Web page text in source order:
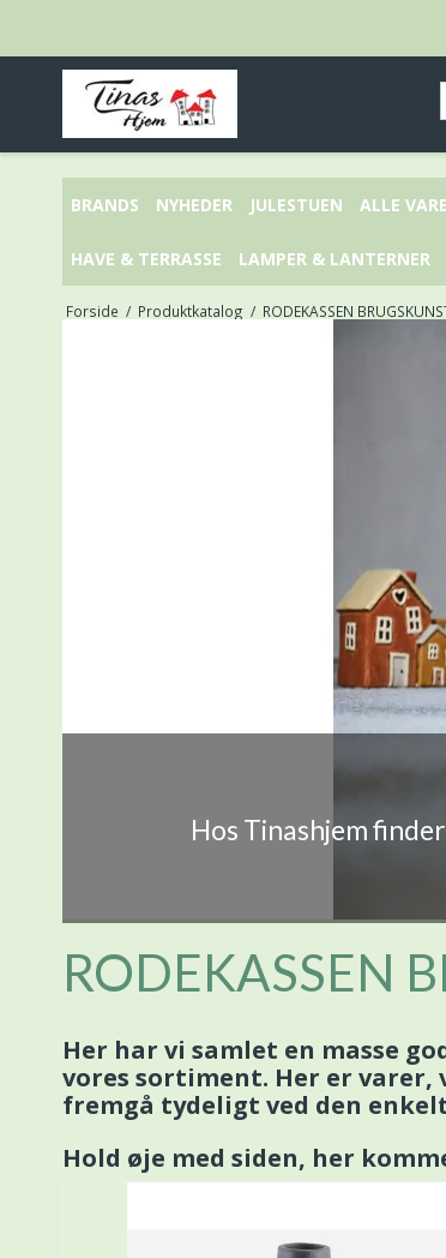
BRANDS NYHEDER JULESTUEN ALLE
HAVE & TERRASSE LAMPER & LANTERNER
Forside / Produktkatalog / RODEKASSEN
Hos Tinashjem
RODEKASSEN
Her har vi samlet en masse
vores sortiment. Her er varer,
fremgå tydeligt ved den
Hold øje med siden, her